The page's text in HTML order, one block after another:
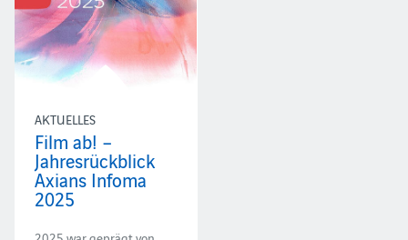
AKTUELLES
Film ab! –
Jahresrückblick
Axians Infoma
2025